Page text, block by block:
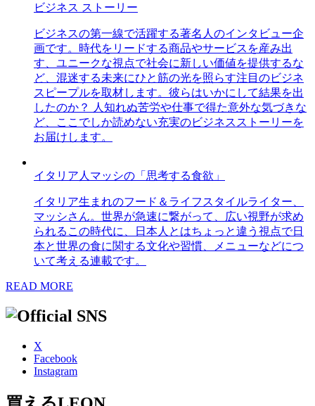
ビジネス ストーリー
ビジネスの第一線で活躍する著名人のインタビュー企
画です。時代をリードする商品やサービスを産み出
す、ユニークな視点で社会に新しい価値を提供するな
ど、混迷する未来にひと筋の光を照らす注目のビジネ
スピープルを取材します。彼らはいかにして結果を出
したのか？ 人知れぬ苦労や仕事で得た意外な気づきな
ど、ここでしか読めない充実のビジネスストーリーを
お届けします。
イタリア人マッシの「思考する食欲」
イタリア生まれのフード＆ライフスタイルライター、
マッシさん。世界が急速に繋がって、広い視野が求め
られるこの時代に、日本人とはちょっと違う視点で日
本と世界の食に関する文化や習慣、メニューなどにつ
いて考える連載です。
READ MORE
X
Facebook
Instagram